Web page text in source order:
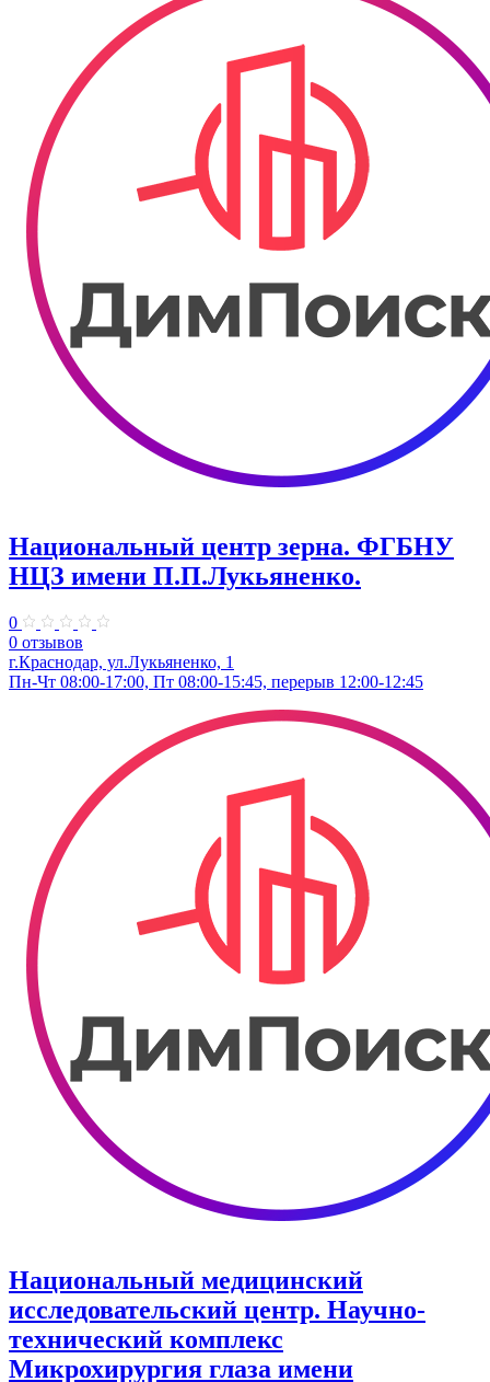
Национальный центр зерна. ФГБНУ
НЦЗ имени П.П.Лукьяненко.
0
0 отзывов
г.Краснодар, ул.Лукьяненко, 1
Пн-Чт 08:00-17:00, Пт 08:00-15:45, перерыв 12:00-12:45
Национальный медицинский
исследовательский центр. Научно-
технический комплекс
Микрохирургия глаза имени